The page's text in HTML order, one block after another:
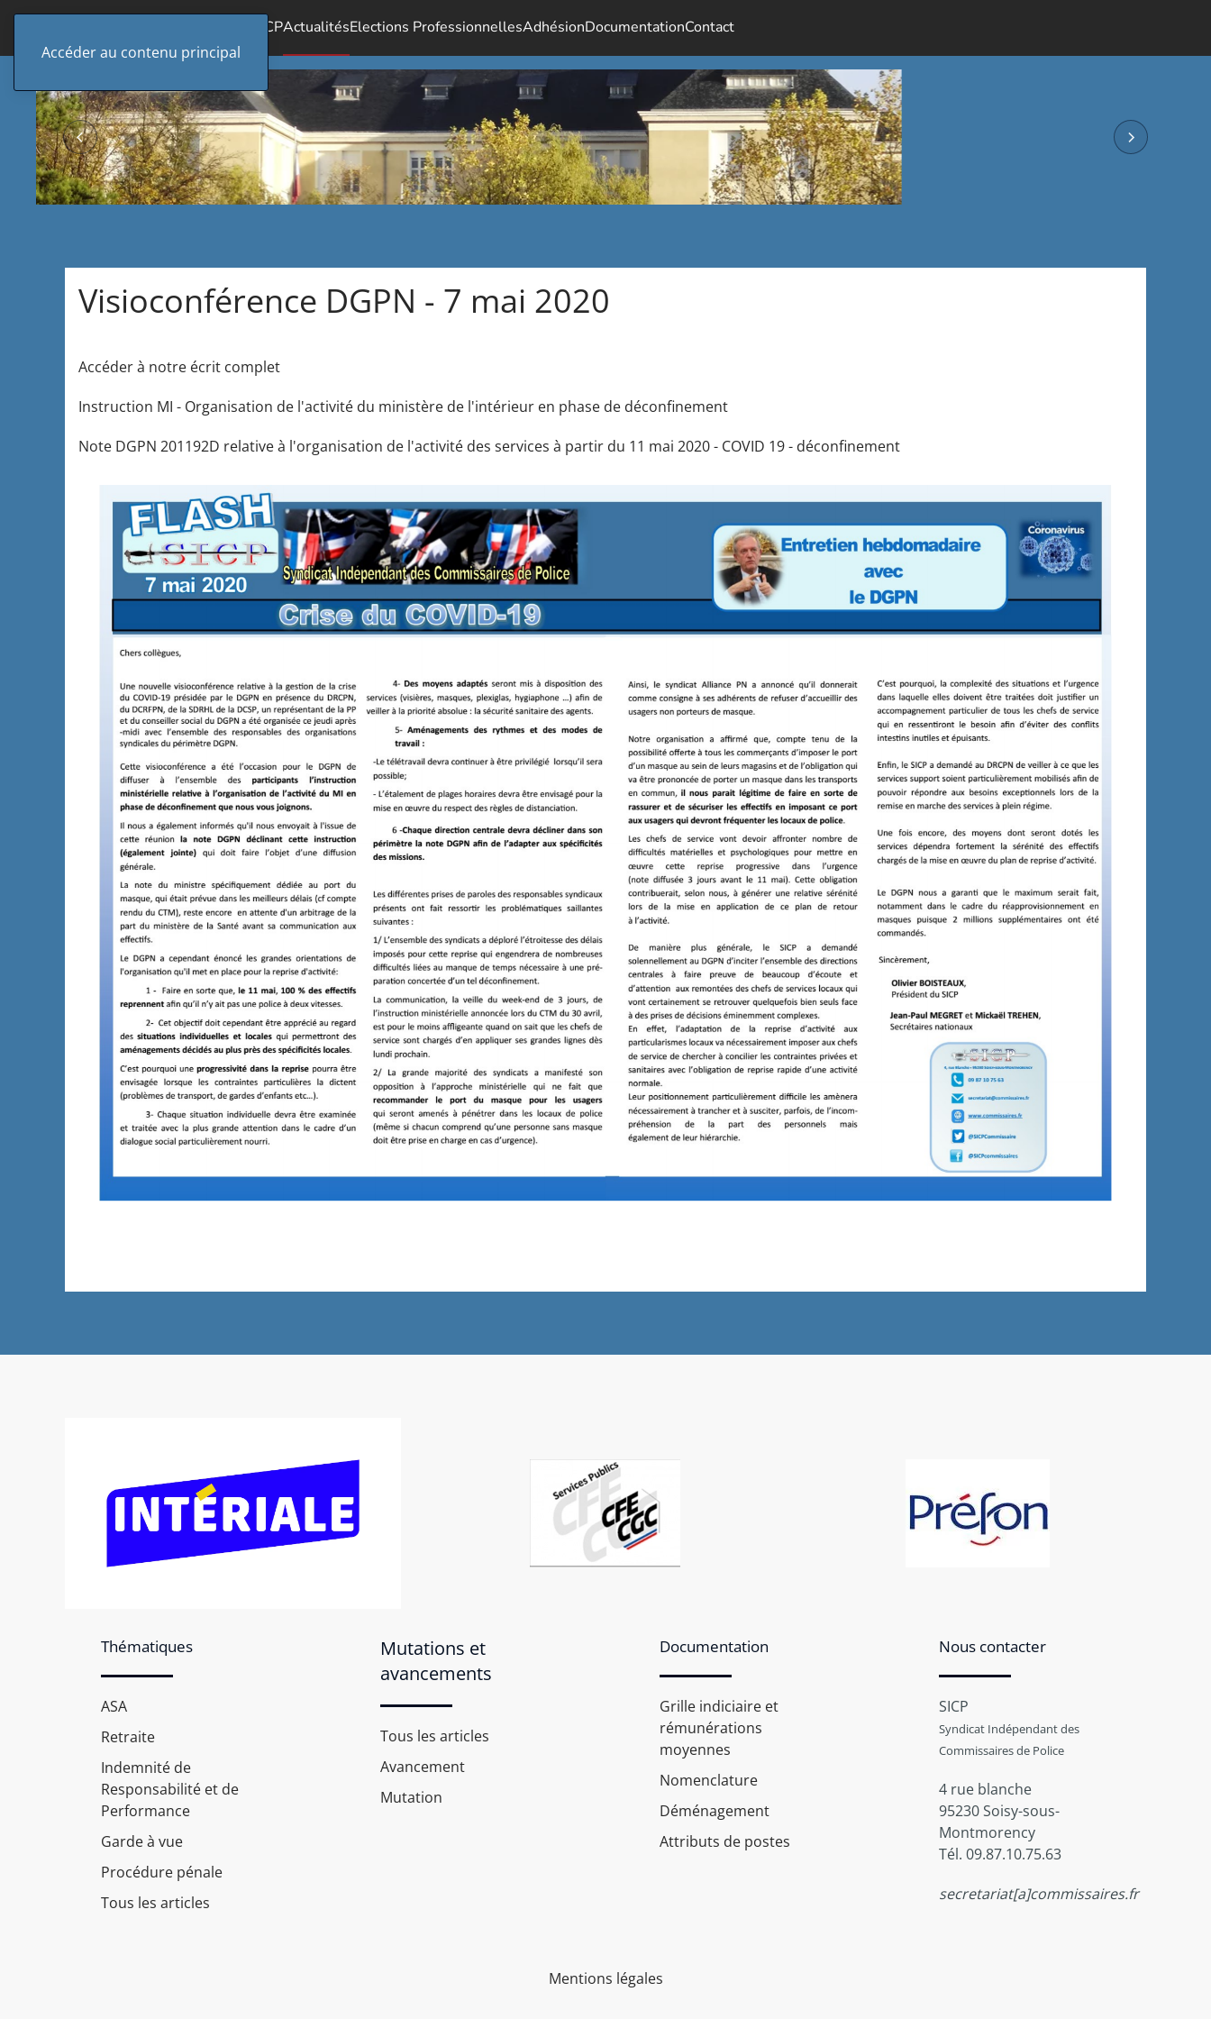
Accéder au contenu principal
Le SICPActualitésElections ProfessionnellesAdhésionDocumentationContact
Visioconférence DGPN - 7 mai 2020
Accéder à notre écrit complet
Instruction MI - Organisation de l'activité du ministère de l'intérieur en phase de déconfinement
Note DGPN 201192D relative à l'organisation de l'activité des services à partir du 11 mai 2020 - COVID 19 - déconfinement
Thématiques
ASA
Retraite
Indemnité de
Responsabilité et de
Performance
Garde à vue
Procédure pénale
Tous les articles
Mutations et
avancements
Tous les articles
Avancement
Mutation
Documentation
Grille indiciaire et
rémunérations
moyennes
Nomenclature
Déménagement
Attributs de postes
Nous contacter
SICP
Syndicat Indépendant des
Commissaires de Police
4 rue blanche
95230 Soisy-sous-
Montmorency
Tél. 09.87.10.75.63
secretariat[a]commissaires.fr
Mentions légales